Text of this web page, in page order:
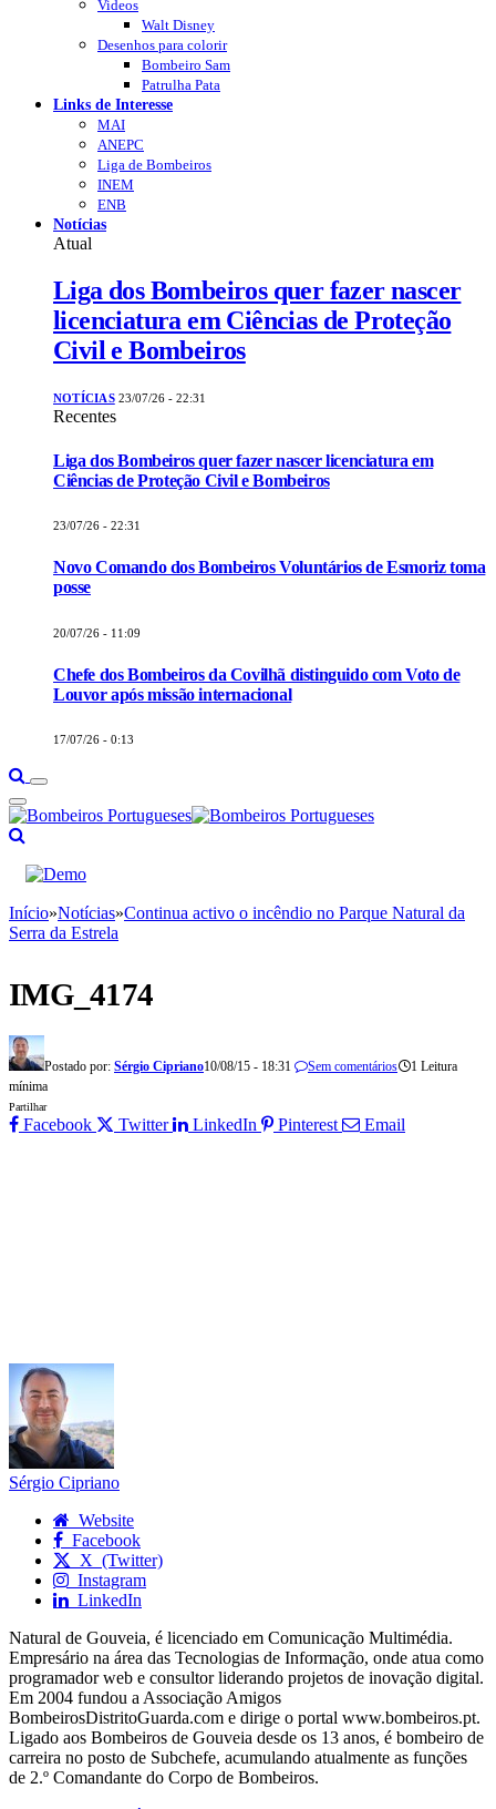
Videos
Walt Disney
Desenhos para colorir
Bombeiro Sam
Patrulha Pata
Links de Interesse
MAI
ANEPC
Liga de Bombeiros
INEM
ENB
Notícias
Atual
Liga dos Bombeiros quer fazer nascer
licenciatura em Ciências de Proteção
Civil e Bombeiros
NOTÍCIAS 23/07/26 - 22:31
Recentes
Liga dos Bombeiros quer fazer nascer licenciatura em
Ciências de Proteção Civil e Bombeiros
23/07/26 - 22:31
Novo Comando dos Bombeiros Voluntários de Esmoriz toma
posse
20/07/26 - 11:09
Chefe dos Bombeiros da Covilhã distinguido com Voto de
Louvor após missão internacional
17/07/26 - 0:13
Início»Notícias»Continua activo o incêndio no Parque Natural da
Serra da Estrela
IMG_4174
Postado por: Sérgio Cipriano10/08/15 - 18:31 Sem comentários
1 Leitura
mínima
Partilhar
Facebook Twitter LinkedIn Pinterest Email
Sérgio Cipriano
Website
Facebook
X (Twitter)
Instagram
LinkedIn
Natural de Gouveia, é licenciado em Comunicação Multimédia.
Empresário na área das Tecnologias de Informação, onde atua como
programador web e consultor liderando projetos de inovação digital.
Em 2004 fundou a Associação Amigos
BombeirosDistritoGuarda.com e dirige o portal www.bombeiros.pt.
Ligado aos Bombeiros de Gouveia desde os 13 anos, é bombeiro de
carreira no posto de Subchefe, acumulando atualmente as funções
de 2.º Comandante do Corpo de Bombeiros.